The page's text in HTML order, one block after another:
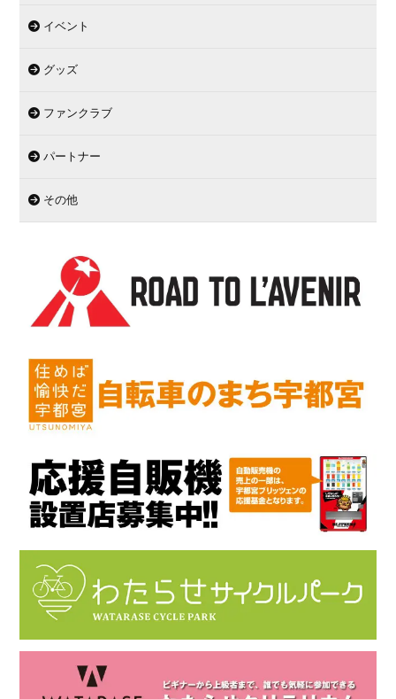
イベント
グッズ
ファンクラブ
パートナー
その他